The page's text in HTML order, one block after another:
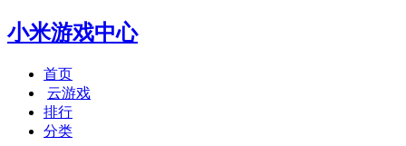
小米游戏中心
首页
云游戏
排行
分类